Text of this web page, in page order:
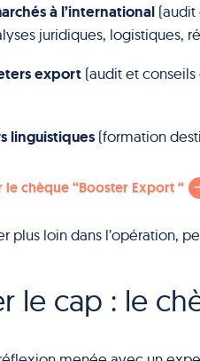
à l’international (audit
juridiques, logistiques,
export (audit et
linguistiques (formation
chèque “Booster Export “
plus loin dans l’opération,
le cap : le